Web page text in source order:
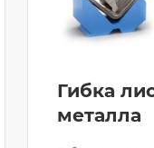
Гибка
металла